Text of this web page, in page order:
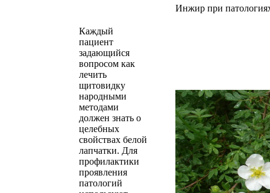
Инжир при
Каждый
пациент
задающийся
вопросом как
лечить
щитовидку
народными
методами
должен знать о
целебных
свойствах белой
лапчатки. Для
профилактики
проявления
патологий